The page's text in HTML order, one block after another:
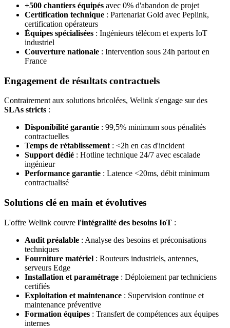
+500 chantiers équipés avec 0% d'abandon de projet
Certification technique : Partenariat Gold avec Peplink,
certification opérateurs
Équipes spécialisées : Ingénieurs télécom et experts IoT
industriel
Couverture nationale : Intervention sous 24h partout en
France
Engagement de résultats contractuels
Contrairement aux solutions bricolées, Welink s'engage sur des
SLAs stricts :
Disponibilité garantie : 99,5% minimum sous pénalités
contractuelles
Temps de rétablissement : <2h en cas d'incident
Support dédié : Hotline technique 24/7 avec escalade
ingénieur
Performance garantie : Latence <20ms, débit minimum
contractualisé
Solutions clé en main et évolutives
L'offre Welink couvre l'intégralité des besoins IoT :
Audit préalable : Analyse des besoins et préconisations
techniques
Fourniture matériel : Routeurs industriels, antennes,
serveurs Edge
Installation et paramétrage : Déploiement par techniciens
certifiés
Exploitation et maintenance : Supervision continue et
maintenance préventive
Formation équipes : Transfert de compétences aux équipes
internes